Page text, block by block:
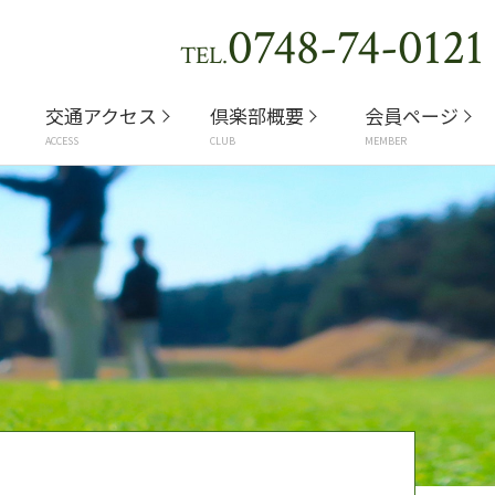
TEL.0748-74-0121
交通アクセス
ACCESS
倶楽部概要
CLUB
会員ページ
MEMBER